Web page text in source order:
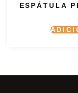
ESPÁTULA